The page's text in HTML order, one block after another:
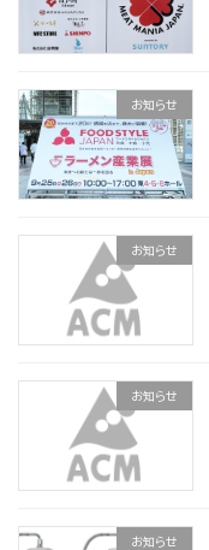
お知らせ
お知らせ
お知らせ
お知らせ